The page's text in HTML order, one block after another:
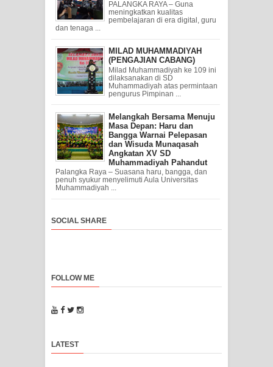
PALANGKA RAYA – Guna
meningkatkan kualitas
pembelajaran di era digital, guru
dan tenaga ...
MILAD MUHAMMADIYAH
(PENGAJIAN CABANG)
Milad Muhammadiyah ke 109 ini
dilaksanakan di SD
Muhammadiyah atas permintaan
pengurus Pimpinan ...
Melangkah Bersama Menuju
Masa Depan: Haru dan
Bangga Warnai Pelepasan
dan Wisuda Munaqasah
Angkatan XV SD
Muhammadiyah Pahandut
Palangka Raya – Suasana haru, bangga, dan
penuh syukur menyelimuti Aula Universitas
Muhammadiyah ...
SOCIAL SHARE
FOLLOW ME
LATEST